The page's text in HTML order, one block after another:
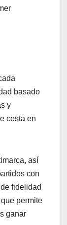
basado
y
cesta en
así
con
fidelidad
permite
ganar